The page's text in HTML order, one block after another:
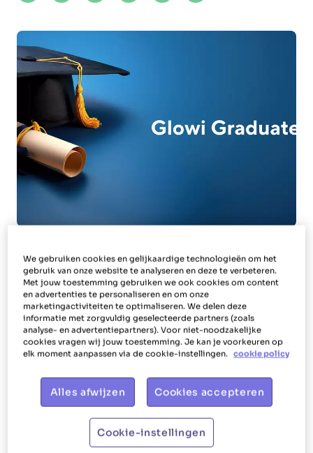
Het Poetsbureau en Easy Life breiden Glowi
Graduates uit: een traject waarmee
huishoudhulpen gratis hun secundair diploma
kunnen behalen via volwassenenonderwijs, mét
afstudeerrichting in Zorg. Na een eerste
succesvolle sessie bij Het Poetsbureau – met 8
ook huishoudhulpen van Easy Life aan. Intussen
schreven 190 kandidaten zich in. Zij worden
uitgenodigd op een infodag op 25 februari. Jo
Mellemans en Elly Huysmans van de
We gebruiken cookies en gelijkaardige technologieën om het
gebruik van onze website te analyseren en deze te verbeteren.
Met jouw toestemming gebruiken we ook cookies om content
en advertenties te personaliseren en om onze
marketingactiviteiten te optimaliseren. We delen deze
informatie met zorgvuldig geselecteerde partners (zoals
analyse- en advertentiepartners). Voor niet-noodzakelijke
cookies vragen wij jouw toestemming. Je kan je voorkeuren op
elk moment aanpassen via de cookie-instellingen. cookie policy
Alles afwijzen Cookies accepteren
Cookie-instellingen